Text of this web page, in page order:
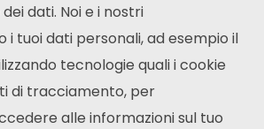
dati. Noi e i nostri
tuoi dati personali, ad esempio il
tecnologie quali i cookie
di tracciamento, per
alle informazioni sul tuo